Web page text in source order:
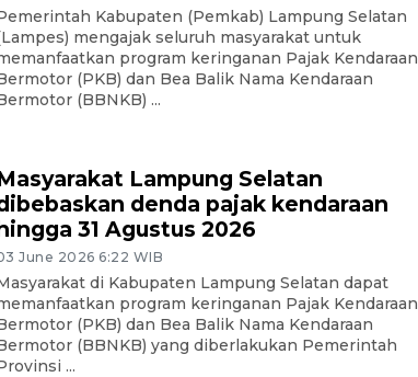
Kabupaten (Pemkab) Lampung Selatan
mengajak seluruh masyarakat untuk
program keringanan Pajak Kendaraan
(PKB) dan Bea Balik Nama Kendaraan
(BBNKB) ...
Lampung Selatan
denda pajak kendaraan
31 Agustus 2026
June 2026 6:22 WIB
di Kabupaten Lampung Selatan dapat
program keringanan Pajak Kendaraan
(PKB) dan Bea Balik Nama Kendaraan
(BBNKB) yang diberlakukan Pemerintah
...